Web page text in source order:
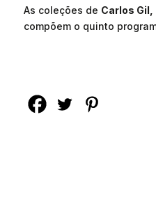
As coleções de Carlos Gil,
compõem o quinto